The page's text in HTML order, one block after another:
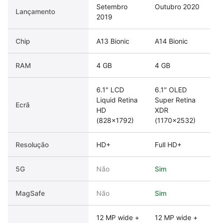
Lançamento
Setembro
2019
Outubro 2020
Chip A13 Bionic A14 Bionic
RAM 4 GB 4 GB
Ecrã
6.1" LCD
Liquid Retina
HD
(828×1792)
6.1" OLED
Super Retina
XDR
(1170×2532)
Resolução HD+ Full HD+
5G Não Sim
MagSafe Não Sim
12 MP wide +
12 MP wide +